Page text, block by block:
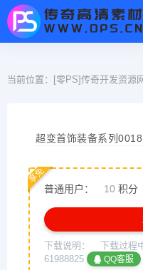
当前位置： [零PS]传奇开发资源
超变首饰装备系列0018
普通用户： 10 积分
享免
下载说明：
下载过程
61988825
QQ客服